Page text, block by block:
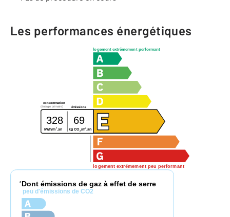
Les performances énergétiques
logement extrêmement performant
logement extrêmement peu performant
consommation
émissions
(énergie primaire)
328 69
kWh/m2.an kg CO2/m2 .an
* Dont émissions de gaz à effet de serre
peu d'émissions de CO2